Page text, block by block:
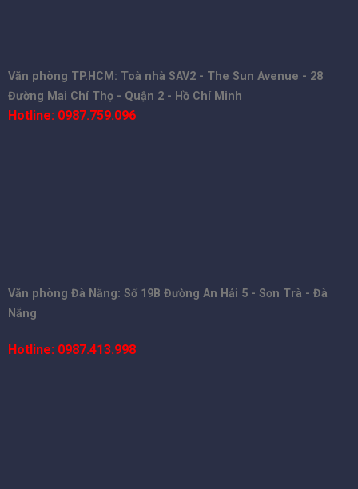
Văn phòng TP.HCM: Toà nhà SAV2 - The Sun Avenue - 28
Đường Mai Chí Thọ - Quận 2 - Hồ Chí Minh
Hotline: 0987.759.096
Văn phòng Đà Nẵng: Số 19B Đường An Hải 5 - Sơn Trà - Đà
Nẵng
Hotline: 0987.413.998